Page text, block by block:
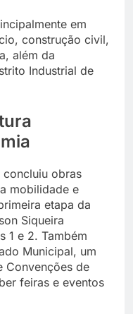
em
construção civil,
além da
Industrial de
concluiu obras
mobilidade e
etapa da
Siqueira
1 e 2. Também
Municipal, um
Convenções de
feiras e eventos